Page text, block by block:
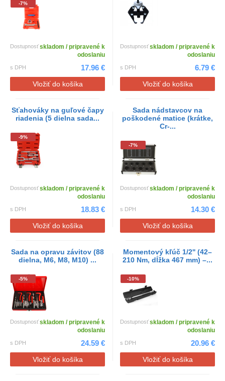
-7%
Dostupnosťskladom / pripravené k
odoslaniu
s DPH 17.96 €
Vložiť do košíka
Dostupnosťskladom / pripravené k
odoslaniu
s DPH 6.79 €
Vložiť do košíka
Sťahováky na guľové čapy
riadenia (5 dielna sada...
-9%
Dostupnosťskladom / pripravené k
odoslaniu
s DPH 18.83 €
Vložiť do košíka
Sada nádstavcov na
poškodené matice (krátke,
Cr-...
-7%
Dostupnosťskladom / pripravené k
odoslaniu
s DPH 14.30 €
Vložiť do košíka
Sada na opravu závitov (88
dielna, M6, M8, M10) ...
-5%
Dostupnosťskladom / pripravené k
odoslaniu
s DPH 24.59 €
Vložiť do košíka
Momentový kľúč 1/2'' (42–
210 Nm, dĺžka 467 mm) –...
-10%
Dostupnosťskladom / pripravené k
odoslaniu
s DPH 20.96 €
Vložiť do košíka